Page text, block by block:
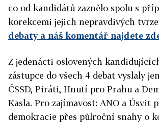
co od kandidátů zaznělo spolu s
korekcemi jejich nepravdivých
debaty a náš komentář najdete
Z jedenácti oslovených
zástupce do všech 4 debat vyslaly
ČSSD, Piráti, Hnutí pro Prahu a
Kasla. Pro zajímavost: ANO a Úsvit
demokracie přes půlroční snahy o